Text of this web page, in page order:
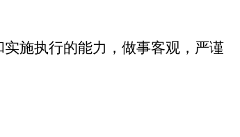
施执行的能力，做事客观，严谨